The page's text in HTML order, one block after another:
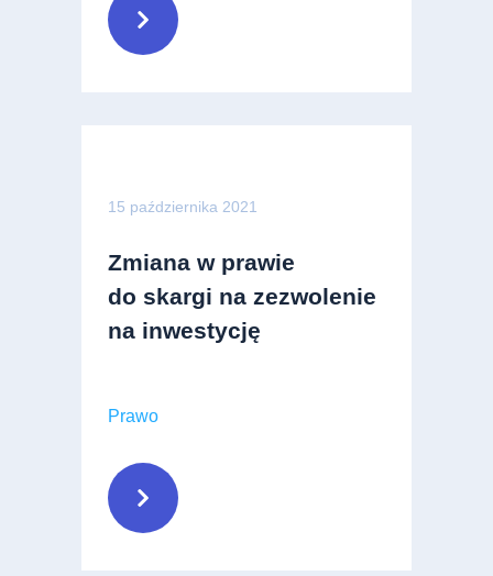
15 października 2021
Zmiana w prawie
do skargi na zezwolenie
na inwestycję
Prawo